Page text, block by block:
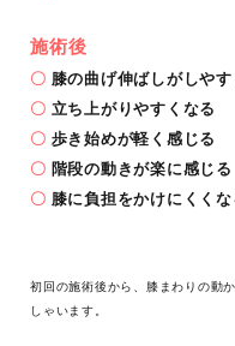
施術後
〇 膝の曲げ伸ばしがしやす
〇 立ち上がりやすくなる
〇 歩き始めが軽く感じる
〇 階段の動きが楽に感じる
〇 膝に負担をかけにくくな
初回の施術後から、膝まわりの動
しゃいます。